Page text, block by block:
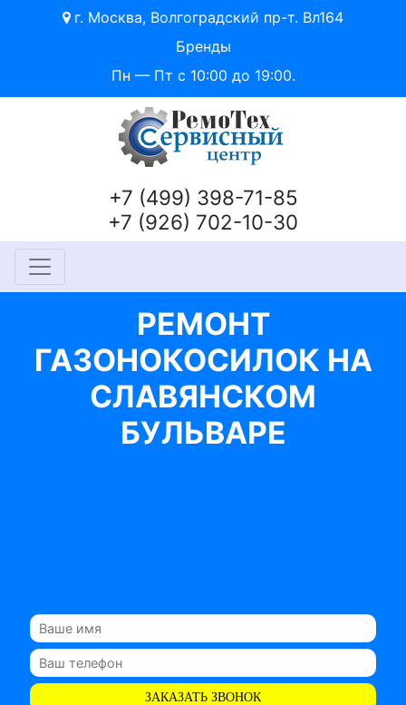
г. Москва, Волгоградский пр-т. Вл164
Бренды
Пн — Пт с 10:00 до 19:00.
+7 (499) 398-71-85
+7 (926) 702-10-30
РЕМОНТ
ГАЗОНОКОСИЛОК НА
СЛАВЯНСКОМ
БУЛЬВАРЕ
ЗАКАЗАТЬ ЗВОНОК